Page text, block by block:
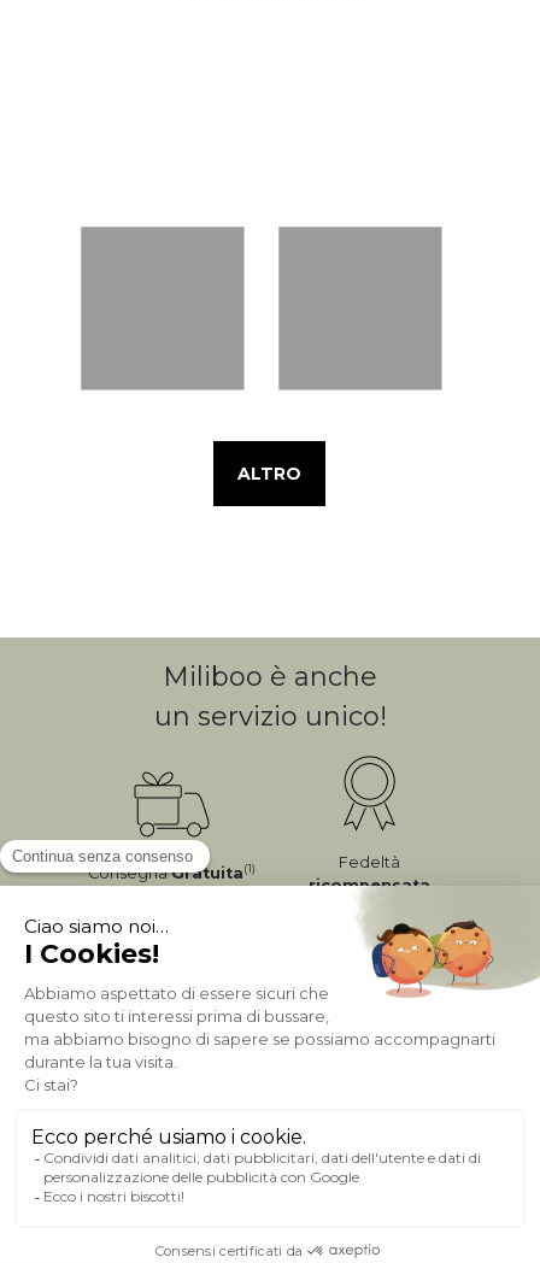
ALTRO
Miliboo è anche
un servizio unico!
ConsegnaGratuita(1)
Fedeltà
ricompensata
Pagamento sicuro
A PROPOSITO DI MILIBOO
AIUTO & CONTATTO